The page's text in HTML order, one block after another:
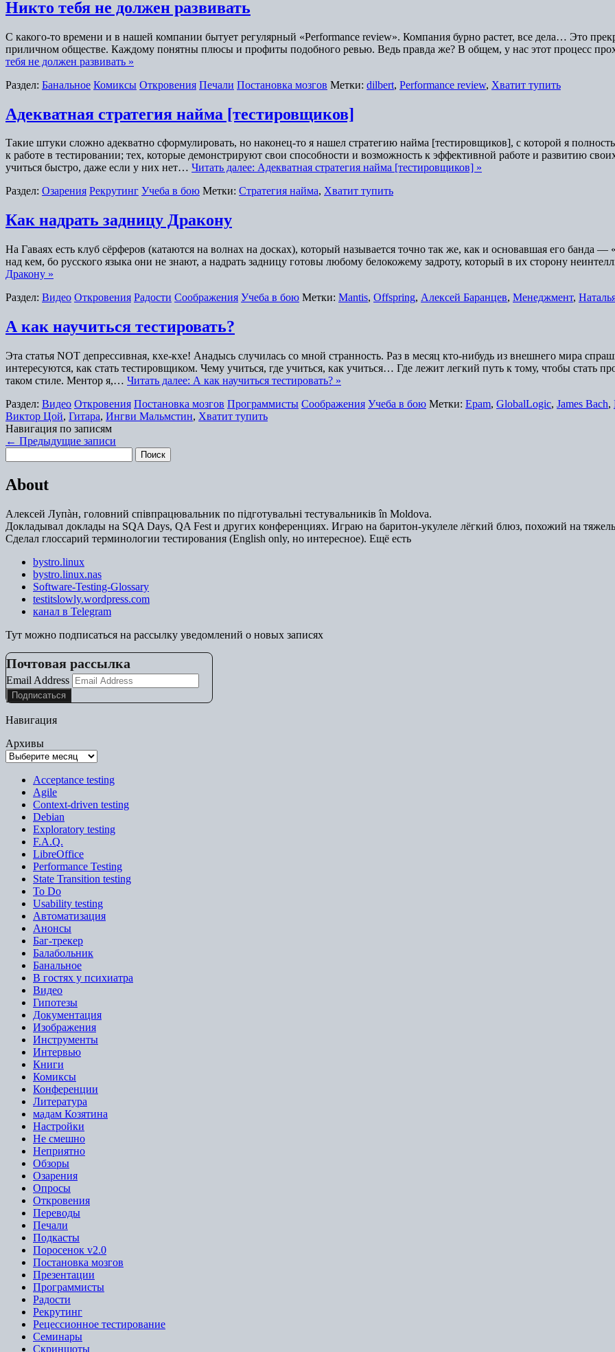
Никто тебя не должен развивать
С какого-то времени и в нашей компании бытует регулярный «Performance review». Компания бурно растет, все дела… Это
приличном обществе. Каждому понятны плюсы и профиты подобного ревью. Ведь правда же? В общем, у нас этот процесс
тебя не должен развивать »
Раздел: Банальное Комиксы Откровения Печали Постановка мозгов Метки: dilbert, Performance review, Хватит тупить
Адекватная стратегия найма [тестировщиков]
Такие штуки сложно адекватно сформулировать, но наконец-то я нашел стратегию найма [тестировщиков], с которой я
к работе в тестировании; тех, которые демонстрируют свои способности и возможность к эффективной работе и развитию
учиться быстро, даже если у них нет… Читать далее: Адекватная стратегия найма [тестировщиков] »
Раздел: Озарения Рекрутинг Учеба в бою Метки: Стратегия найма, Хватит тупить
Как надрать задницу Дракону
На Гаваях есть клуб сёрферов (катаются на волнах на досках), который называется точно так же, как и основавшая его
над кем, бо русского языка они не знают, а надрать задницу готовы любому белокожему задроту, который в их сторону
Дракону »
Раздел: Видео Откровения Радости Соображения Учеба в бою Метки: Mantis, Offspring, Алексей Баранцев, Менеджмент,
А как научиться тестировать?
Эта статья NOT депрессивная, кхе-кхе! Анадысь случилась со мной странность. Раз в месяц кто-нибудь из внешнего мира
интересуются, как стать тестировщиком. Чему учиться, где учиться, как учиться… Где лежит легкий путь к тому, чтобы стать
таком стиле. Ментор я,… Читать далее: А как научиться тестировать? »
Раздел: Видео Откровения Постановка мозгов Программисты Соображения Учеба в бою Метки: Epam, GlobalLogic, James Bach,
Виктор Цой, Гитара, Ингви Мальмстин, Хватит тупить
Навигация по записям
← Предыдущие записи
About
Алексей Лупàн, головний спiвпрацювальник по підготувальні тестувальників în Moldova.
Докладывал доклады на SQA Days, QA Fest и других конференциях. Играю на баритон-укулеле лёгкий блюз, похожий на
Сделал глоссарий терминологии тестирования (English only, но интересное). Ещё есть
bystro.linux
bystro.linux.nas
Software-Testing-Glossary
testitslowly.wordpress.com
канал в Telegram
Тут можно подписаться на рассылку уведомлений о новых записях
Почтовая рассылка
Email Address
Навигация
Архивы
Acceptance testing
Agile
Context-driven testing
Debian
Exploratory testing
F.A.Q.
LibreOffice
Performance Testing
State Transition testing
To Do
Usability testing
Автоматизация
Анонсы
Баг-трекер
Балабольник
Банальное
В гостях у психиатра
Видео
Гипотезы
Документация
Изображения
Инструменты
Интервью
Книги
Комиксы
Конференции
Литература
мадам Козятина
Настройки
Не смешно
Неприятно
Обзоры
Озарения
Опросы
Откровения
Переводы
Печали
Подкасты
Поросенок v2.0
Постановка мозгов
Презентации
Программисты
Радости
Рекрутинг
Рецессионное тестирование
Семинары
Скриншоты